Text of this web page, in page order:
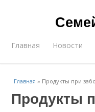
Главная Новости
Главная » Продукты при
Продукты